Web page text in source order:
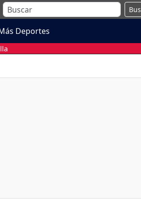
Deportes